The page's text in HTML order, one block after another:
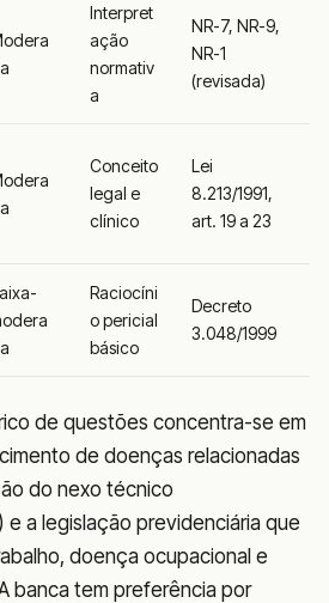
Interpret
ação
normativ
a
NR-7, NR-9,
NR-1
(revisada)
Conceito
legal e
clínico
Lei
8.213/1991,
art. 19 a 23
Raciocíni
o pericial
básico
Decreto
3.048/1999
de questões concentra-se em
de doenças relacionadas
do nexo técnico
e a legislação previdenciária que
doença ocupacional e
banca tem preferência por